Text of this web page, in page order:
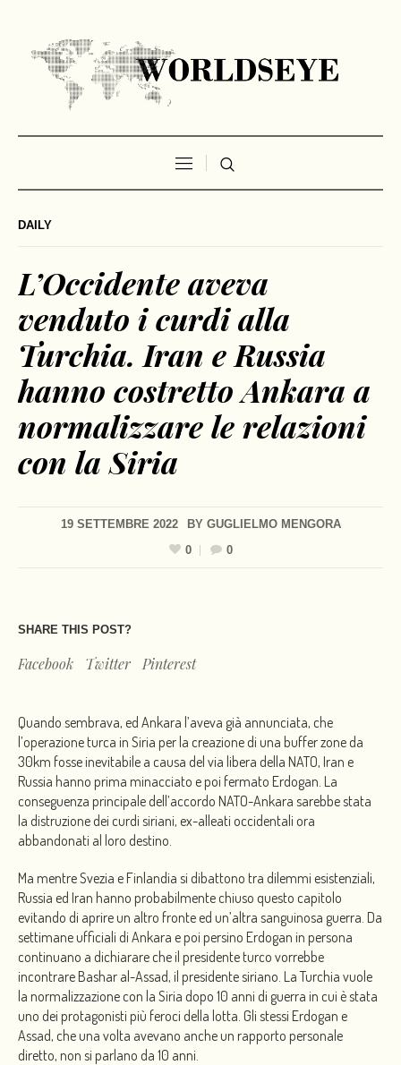
DAILY
L’Occidente aveva
venduto i curdi alla
Turchia. Iran e Russia
hanno costretto Ankara a
normalizzare le relazioni
con la Siria
19 SETTEMBRE 2022 BY GUGLIELMO MENGORA
0
0
SHARE THIS POST?
Facebook Twitter Pinterest
Quando sembrava, ed Ankara l’aveva già annunciata, che
l’operazione turca in Siria per la creazione di una buffer zone da
30km fosse inevitabile a causa del via libera della NATO, Iran e
Russia hanno prima minacciato e poi fermato Erdogan. La
conseguenza principale dell’accordo NATO-Ankara sarebbe stata
la distruzione dei curdi siriani, ex-alleati occidentali ora
abbandonati al loro destino.
Ma mentre Svezia e Finlandia si dibattono tra dilemmi esistenziali,
Russia ed Iran hanno probabilmente chiuso questo capitolo
evitando di aprire un altro fronte ed un’altra sanguinosa guerra. Da
settimane ufficiali di Ankara e poi persino Erdogan in persona
continuano a dichiarare che il presidente turco vorrebbe
incontrare Bashar al-Assad, il presidente siriano. La Turchia vuole
la normalizzazione con la Siria dopo 10 anni di guerra in cui è stata
uno dei protagonisti più feroci della lotta. Gli stessi Erdogan e
Assad, che una volta avevano anche un rapporto personale
diretto, non si parlano da 10 anni.